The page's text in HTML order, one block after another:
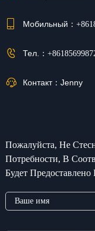
Мобильный：
Тел.：
Контакт： Jenny
Пожалуйста, Не
Потребности, В
Будет